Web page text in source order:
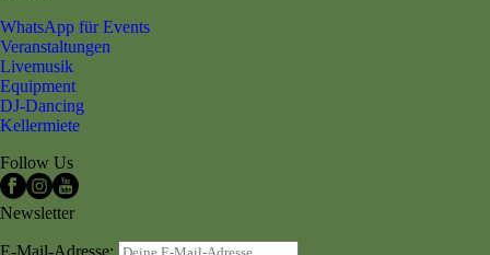
WhatsApp für Events
Veranstaltungen
Livemusik
Equipment
DJ-Dancing
Kellermiete
Follow Us
Newsletter
E-Mail-Adresse: